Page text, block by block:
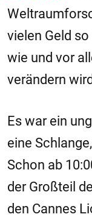
vielen Geld
wie und vor
verändern
Es war ein
eine
Schon ab
der Großteil
den Cannes